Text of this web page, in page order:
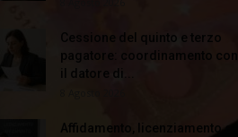
Cessione del quinto e terzo
pagatore: coordinamento con
il datore di...
Affidamento, licenziamento e